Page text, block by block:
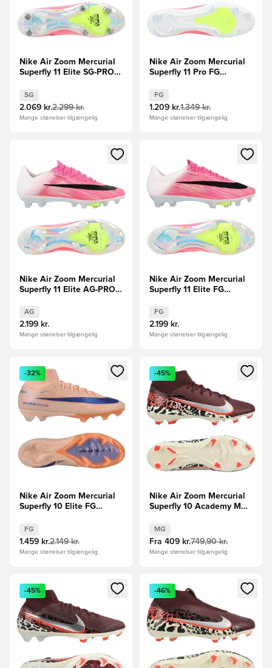
Nike Air Zoom Mercurial
Superfly 11 Elite SG-PRO
SG
2.069 kr.2.299 kr.
Mange størrelser tilgængelig
Nike Air Zoom Mercurial
Superfly 11 Pro FG
FG
1.209 kr.1.349 kr.
Mange størrelser tilgængelig
Åbner en Modal til at logge ind eller tilmelde dig som
Nike Air Zoom Mercurial
Superfly 11 Elite AG-PRO
AG
2.199 kr.
Mange størrelser tilgængelig
Åbner en Modal til at logge
Nike Air Zoom Mercurial
Superfly 11 Elite FG
FG
2.199 kr.
Mange størrelser tilgængelig
Åbner en Modal til at logge ind eller tilmelde dig som
-32%
Nike Air Zoom Mercurial
Superfly 10 Elite FG
FG
1.459 kr.2.149 kr.
Mange størrelser tilgængelig
Åbner en Modal til at logge
-45%
Nike Air Zoom Mercurial
Superfly 10 Academy MG
Bordeaux/Sølv/Rød/Grå
MG
Fra 409 kr.749,90 kr.
Mange størrelser tilgængelig
Åbner en Modal til at logge ind eller tilmelde dig som
-45%
Åbner en Modal til at logge
-46%